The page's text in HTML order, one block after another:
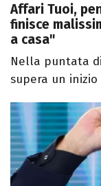
Affari Tuoi,
finisce
a casa"
Nella puntata
supera un